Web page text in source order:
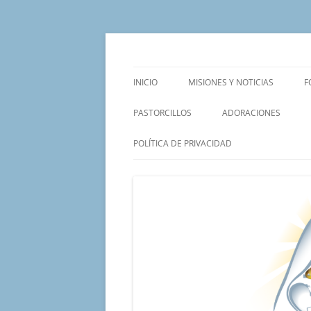
Saltar
INICIO MISIONES Y NOTICIAS
PASTORCILLOS ADORACIONES
POLÍTICA DE PRIVACIDAD